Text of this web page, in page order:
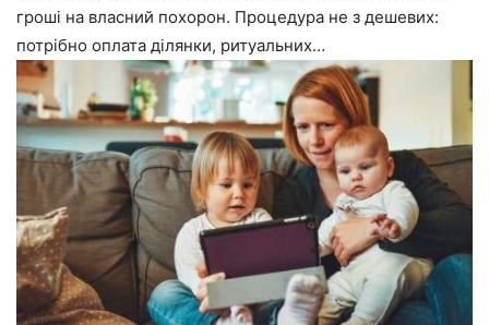
гроші на власний похорон. Процедура не з дешевих:
потрібно оплата ділянки, ритуальних…